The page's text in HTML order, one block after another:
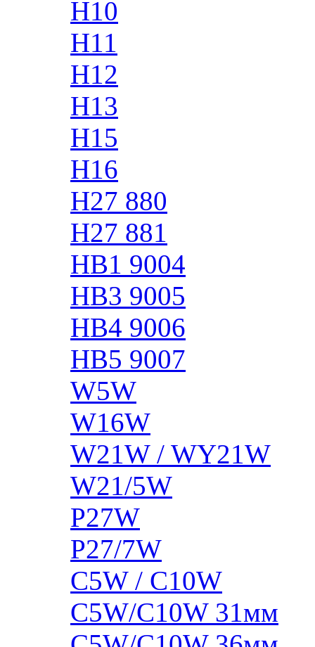
H10
H11
H12
H13
H15
H16
H27 880
H27 881
HB1 9004
HB3 9005
HB4 9006
HB5 9007
W5W
W16W
W21W / WY21W
W21/5W
P27W
P27/7W
C5W / C10W
C5W/C10W 31мм